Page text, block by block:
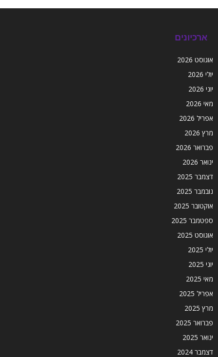
ארכיונים
אוגוסט 2026
יולי 2026
יוני 2026
מאי 2026
אפריל 2026
מרץ 2026
פברואר 2026
ינואר 2026
דצמבר 2025
נובמבר 2025
אוקטובר 2025
ספטמבר 2025
אוגוסט 2025
יולי 2025
יוני 2025
מאי 2025
אפריל 2025
מרץ 2025
פברואר 2025
ינואר 2025
דצמבר 2024